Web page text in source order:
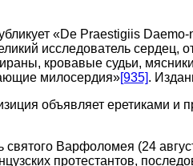
«De Praestigiis
исследователь сердец,
кровавые судьи,
милосердия»[935].
объявляет еретиками и
святого Варфоломея (24
протестантов,